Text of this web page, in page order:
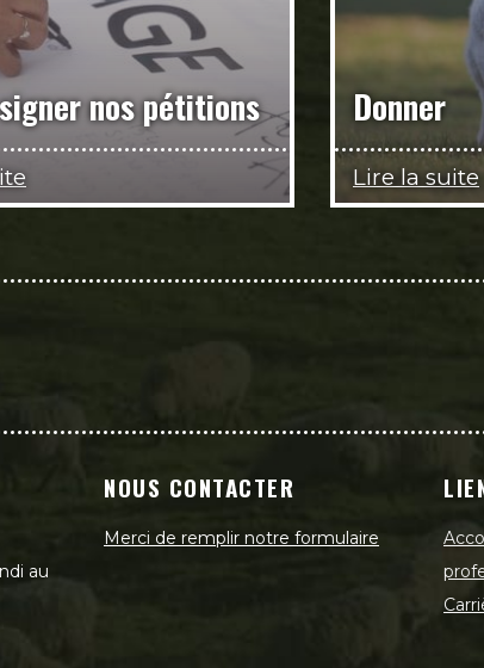
nos pétitions Donner
Lire la suite
au
NOUS CONTACTER
Merci de remplir notre formulaire